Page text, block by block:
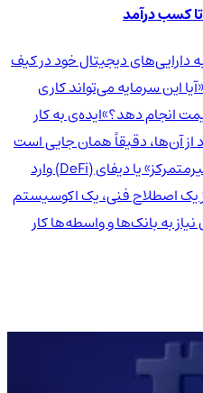
دیجیتال خود در کیف
این سرمایه می‌تواند کاری
انجام دهد؟»ایده‌ی به کار
آن‌ها، دقیقاً همان جایی است
که دنیای هیجان‌انگیز «امور مالی غیرمتمرکز» یا دیفای (DeFi) وارد
یک اصطلاح فنی، یک اکوسیستم
به بانک‌ها و واسطه‌ها کار